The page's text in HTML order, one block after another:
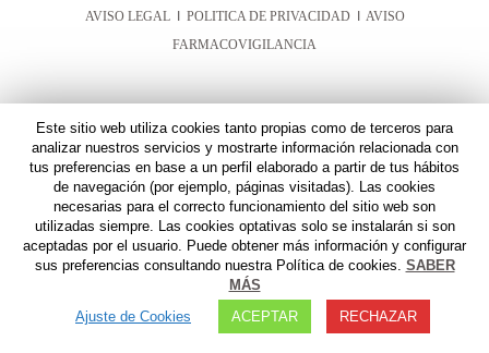
AVISO LEGAL I POLITICA DE PRIVACIDAD I AVISO
FARMACOVIGILANCIA
Este sitio web utiliza cookies tanto propias como de terceros para
analizar nuestros servicios y mostrarte información relacionada con
tus preferencias en base a un perfil elaborado a partir de tus hábitos
de navegación (por ejemplo, páginas visitadas). Las cookies
necesarias para el correcto funcionamiento del sitio web son
utilizadas siempre. Las cookies optativas solo se instalarán si son
aceptadas por el usuario. Puede obtener más información y configurar
sus preferencias consultando nuestra Política de cookies. SABER
MÁS
Ajuste de Cookies
ACEPTAR RECHAZAR